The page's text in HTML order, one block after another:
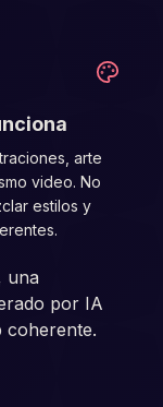
arte
video. No
estilos y